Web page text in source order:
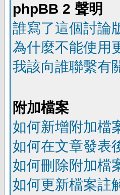
phpBB 2 聲明
誰寫了這個討論
為什麼不能使用
我該向誰聯繫有
附加檔案
如何新增附加檔
如何在文章發表
如何刪除附加檔
如何更新檔案註